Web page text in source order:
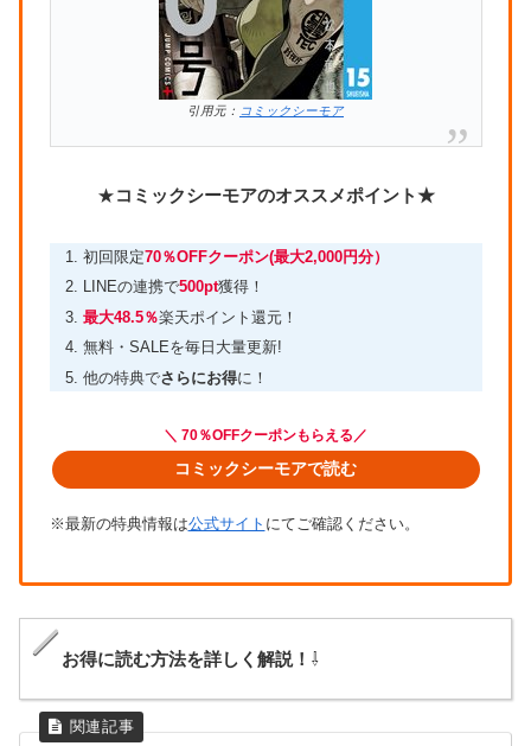
引用元： コミックシーモア
★コミックシーモアのオススメポイント★
初回限定70％OFFクーポン(最大2,000円分）
LINEの連携で500pt獲得！
最大48.5％楽天ポイント還元！
無料・SALEを毎日大量更新!
他の特典でさらにお得に！
＼ 70％OFFクーポンもらえる／
コミックシーモアで読む
※最新の特典情報は公式サイト にてご確認ください。
お得に読む方法を詳しく解説！ ⇩